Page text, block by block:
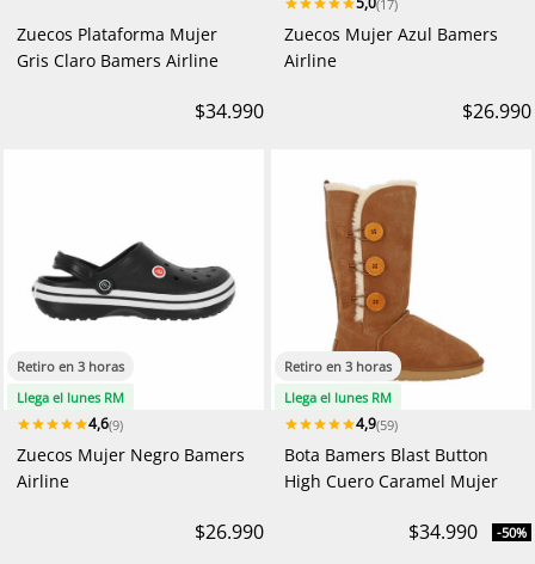
Zuecos Plataforma Mujer
Gris Claro Bamers Airline
$34.990
(17)
Zuecos Mujer Azul Bamers
Airline
$26.990
Retiro en 3 horas
Llega el lunes RM
4,6(9)
Zuecos Mujer Negro Bamers
Airline
$26.990
Retiro en 3 horas
Llega el lunes RM
4,9(59)
Bota Bamers Blast Button
High Cuero Caramel Mujer
$34.990 -50%